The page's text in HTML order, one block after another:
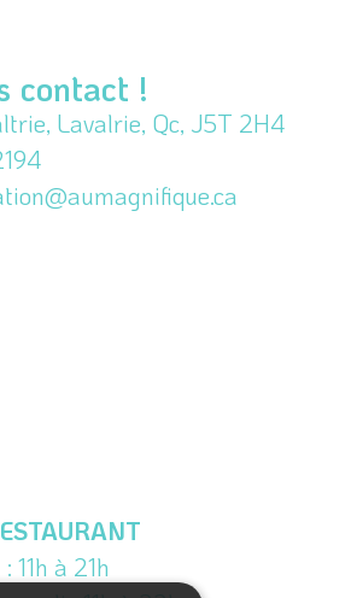
contact !
Lavalrie, Qc, J5T 2H4
11h à 21h